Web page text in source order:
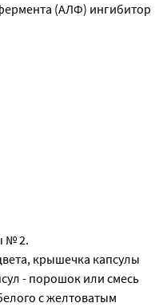
(АЛФ) ингибитор
№ 2.
крышечка капсулы
- порошок или смесь
с желтоватым